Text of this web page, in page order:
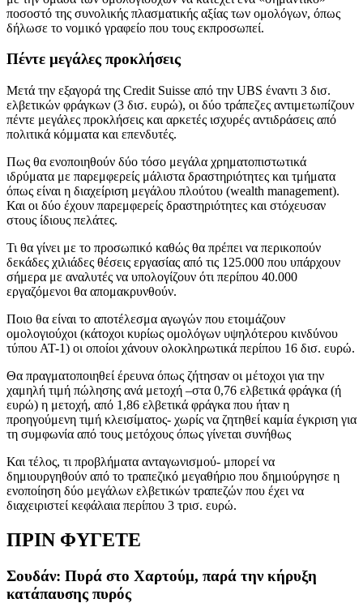
ποσοστό της συνολικής πλασματικής αξίας των ομολόγων, όπως
δήλωσε το νομικό γραφείο που τους εκπροσωπεί.
Πέντε μεγάλες προκλήσεις
Μετά την εξαγορά της Credit Suisse από την UBS έναντι 3 δισ.
ελβετικών φράγκων (3 δισ. ευρώ), οι δύο τράπεζες αντιμετωπίζουν
πέντε μεγάλες προκλήσεις και αρκετές ισχυρές αντιδράσεις από
πολιτικά κόμματα και επενδυτές.
Πως θα ενοποιηθούν δύο τόσο μεγάλα χρηματοπιστωτικά
ιδρύματα με παρεμφερείς μάλιστα δραστηριότητες και τμήματα
όπως είναι η διαχείριση μεγάλου πλούτου (wealth management).
Και οι δύο έχουν παρεμφερείς δραστηριότητες και στόχευσαν
στους ίδιους πελάτες.
Τι θα γίνει με το προσωπικό καθώς θα πρέπει να περικοπούν
δεκάδες χιλιάδες θέσεις εργασίας από τις 125.000 που υπάρχουν
σήμερα με αναλυτές να υπολογίζουν ότι περίπου 40.000
εργαζόμενοι θα απομακρυνθούν.
Ποιο θα είναι το αποτέλεσμα αγωγών που ετοιμάζουν
ομολογιούχοι (κάτοχοι κυρίως ομολόγων υψηλότερου κινδύνου
τύπου ΑΤ-1) οι οποίοι χάνουν ολοκληρωτικά περίπου 16 δισ. ευρώ.
Θα πραγματοποιηθεί έρευνα όπως ζήτησαν οι μέτοχοι για την
χαμηλή τιμή πώλησης ανά μετοχή –στα 0,76 ελβετικά φράγκα (ή
ευρώ) η μετοχή, από 1,86 ελβετικά φράγκα που ήταν η
προηγούμενη τιμή κλεισίματος- χωρίς να ζητηθεί καμία έγκριση για
τη συμφωνία από τους μετόχους όπως γίνεται συνήθως
Και τέλος, τι προβλήματα ανταγωνισμού- μπορεί να
δημιουργηθούν από το τραπεζικό μεγαθήριο που δημιούργησε η
ενοποίηση δύο μεγάλων ελβετικών τραπεζών που έχει να
διαχειριστεί κεφάλαια περίπου 3 τρισ. ευρώ.
ΠΡΙΝ ΦΥΓΕΤΕ
Σουδάν: Πυρά στο Χαρτούμ, παρά την κήρυξη
κατάπαυσης πυρός